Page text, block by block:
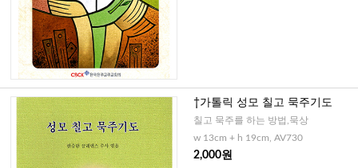
†가톨릭 성모 칠고 묵주기도
칠고 묵주를 하는 방법,묵상
w 13cm + h 19cm, AV730
2,000원